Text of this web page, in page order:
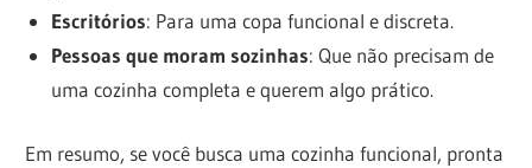
Escritórios: Para uma copa funcional e discreta.
Pessoas que moram sozinhas: Que não precisam de
uma cozinha completa e querem algo prático.
Em resumo, se você busca uma cozinha funcional, pronta